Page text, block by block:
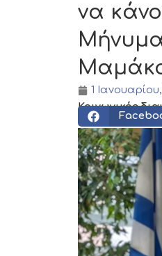
να
1
Κοινωνικός